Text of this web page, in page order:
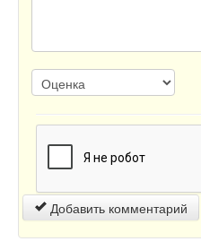
Добавить комментарий